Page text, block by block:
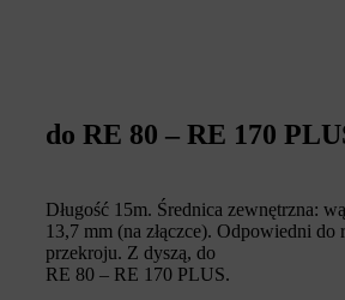
do RE 80 – RE 170
Długość 15m. Średnica zewnętrzna:
13,7 mm (na złączce). Odpowiedni
przekroju. Z dyszą, do
RE 80 – RE 170 PLUS.